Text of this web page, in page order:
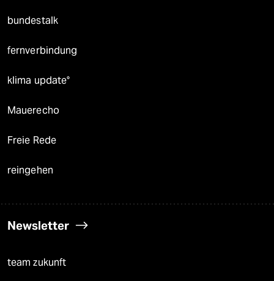
bundestalk
fernverbindung
klima update°
Mauerecho
Freie Rede
reingehen
Newsletter
team zukunft